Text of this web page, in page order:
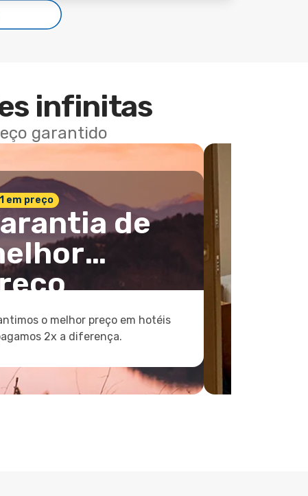
infinitas
garantido
1 em preço
de
o melhor preço em hotéis
2x a diferença.